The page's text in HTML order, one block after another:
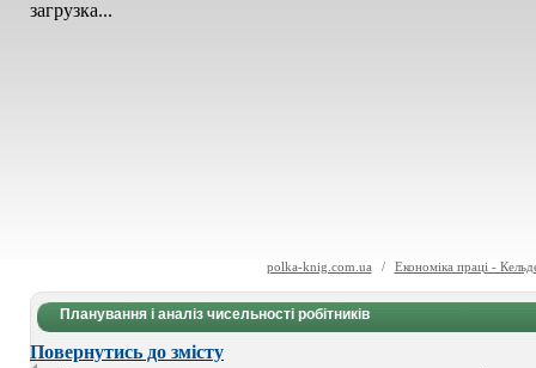
загрузка...
polka-knig.com.ua / Економіка праці -
Планування і аналіз чисельності робітників
Повернутись до змісту